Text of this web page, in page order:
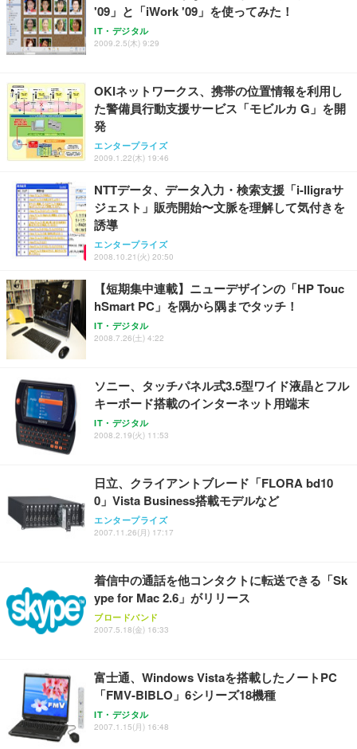
'09」と「iWork '09」を使ってみた！
IT・デジタル
2009.2.5(木) 9:29
OKIネットワークス、携帯の位置情報を利用し
た警備員行動支援サービス「モビルカ G」を開
発
エンタープライズ
2009.1.22(木) 19:46
NTTデータ、データ入力・検索支援「i-lligraサ
ジェスト」販売開始〜文脈を理解して気付きを
誘導
エンタープライズ
2008.10.21(火) 20:50
【短期集中連載】ニューデザインの「HP Touc
hSmart PC」を隅から隅までタッチ！
IT・デジタル
2008.7.26(土) 4:22
ソニー、タッチパネル式3.5型ワイド液晶とフル
キーボード搭載のインターネット用端末
IT・デジタル
2008.2.19(火) 11:53
日立、クライアントブレード「FLORA bd10
0」Vista Business搭載モデルなど
エンタープライズ
2007.11.26(月) 17:17
着信中の通話を他コンタクトに転送できる「Sk
ype for Mac 2.6」がリリース
ブロードバンド
2007.5.18(金) 16:33
富士通、Windows Vistaを搭載したノートPC
「FMV-BIBLO」6シリーズ18機種
IT・デジタル
2007.1.15(月) 16:48